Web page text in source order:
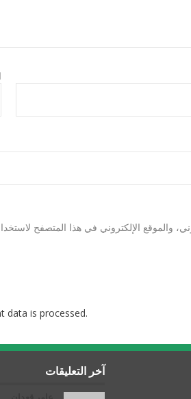
والموقع الإلكتروني في هذا المتصفح
data is processed.
آخر التعليقات